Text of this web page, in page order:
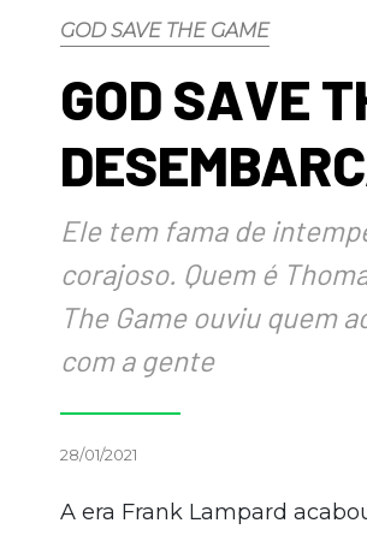
GOD SAVE THE GAME
GOD SAVE
Ele tem fama de
corajoso. Quem é
The Game ouviu quem
com a gente
28/01/2021
A era Frank Lampard